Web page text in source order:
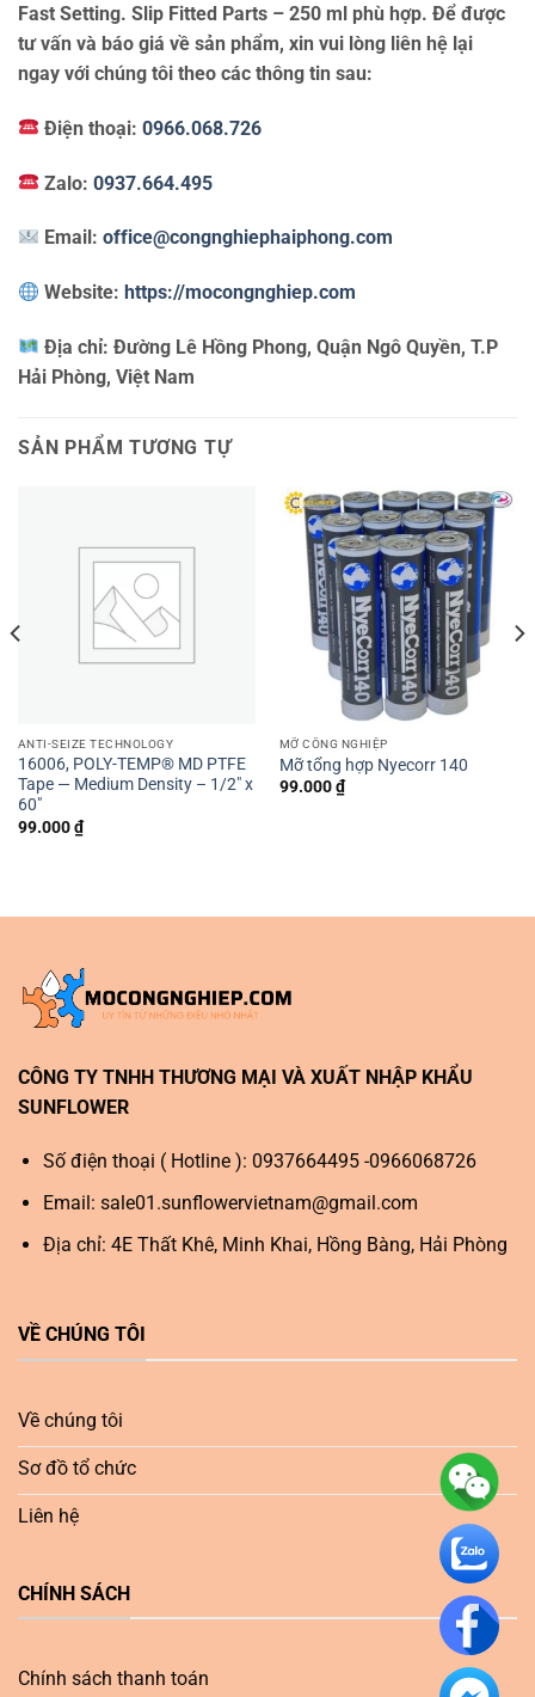
Fast Setting. Slip Fitted Parts – 250 ml phù hợp. Để được
tư vấn và báo giá về sản phẩm, xin vui lòng liên hệ lại
ngay với chúng tôi theo các thông tin sau:
Điện thoại:0966.068.726
Zalo:0937.664.495
Email:office@congnghiephaiphong.com
Website:https://mocongnghiep.com
Địa chỉ:Đường Lê Hồng Phong, Quận Ngô Quyền, T.P
Hải Phòng, Việt Nam
SẢN PHẨM TƯƠNG TỰ
ANTI-SEIZE TECHNOLOGY
16006, POLY-TEMP® MD PTFE
Tape — Medium Density – 1/2″ x
60″
99.000₫
MỠ CÔNG NGHIỆP
Mỡ tổng hợp Nyecorr 140
99.000₫
CÔNG TY TNHH THƯƠNG MẠI VÀ XUẤT NHẬP KHẨU
SUNFLOWER
Số điện thoại ( Hotline ): 0937664495 -0966068726
Email: sale01.sunflowervietnam@gmail.com
Địa chỉ: 4E Thất Khê, Minh Khai, Hồng Bàng, Hải Phòng
VỀ CHÚNG TÔI
Về chúng tôi
Sơ đồ tổ chức
Liên hệ
CHÍNH SÁCH
Chính sách thanh toán